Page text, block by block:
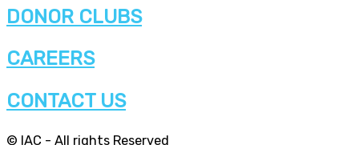
DONOR CLUBS
CAREERS
CONTACT US
© IAC - All rights Reserved